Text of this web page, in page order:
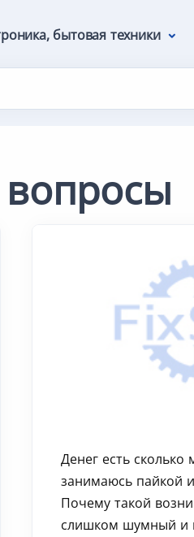
бытовая техники
Денег есть сколько
занимаюсь пайкой
Почему такой
слишком шумный и